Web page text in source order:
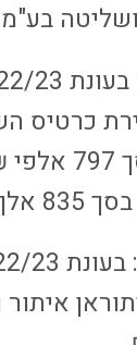
כרטיס
ג'וליוס
₪.